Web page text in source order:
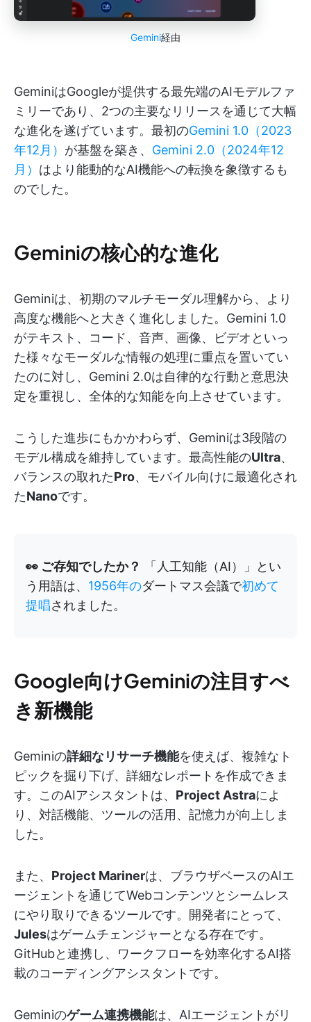
Gemini経由
GeminiはGoogleが提供する最先端のAIモデルファ
ミリーであり、2つの主要なリリースを通じて大幅
な進化を遂げています。最初のGemini 1.0（2023
年12月） が基盤を築き、 Gemini 2.0（2024年12
月） はより能動的なAI機能への転換を象徴するも
のでした。
Geminiの核心的な進化
Geminiは、初期のマルチモーダル理解から、より
高度な機能へと大きく進化しました。Gemini 1.0
がテキスト、コード、音声、画像、ビデオといっ
た様々なモーダルな情報の処理に重点を置いてい
たのに対し、Gemini 2.0は自律的な行動と意思決
定を重視し、全体的な知能を向上させています。
こうした進歩にもかかわらず、Geminiは3段階の
モデル構成を維持しています。最高性能のUltra、
バランスの取れたPro、モバイル向けに最適化され
たNanoです。
👀 ご存知でしたか？
「人工知能（AI）」とい
う用語は、 1956年のダートマス会議で初めて
提唱されました。
Google向けGeminiの注目すべ
き新機能
Geminiの詳細なリサーチ機能を使えば、複雑なト
ピックを掘り下げ、詳細なレポートを作成できま
す。このAIアシスタントは、 Project Astraによ
り、対話機能、ツールの活用、記憶力が向上しま
した。
また、 Project Marinerは、ブラウザベースのAIエ
ージェントを通じてWebコンテンツとシームレス
にやり取りできるツールです。開発者にとって、
Julesはゲームチェンジャーとなる存在です。
GitHubと連携し、ワークフローを効率化するAI搭
載のコーディングアシスタントです。
Geminiのゲーム連携機能は、AIエージェントがリ